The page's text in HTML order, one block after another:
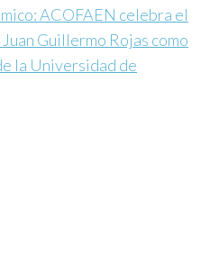
ACOFAEN celebra el
Guillermo Rojas como
la Universidad de